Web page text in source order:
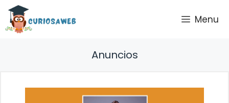
Saltar
contenido
Menu
Anuncios